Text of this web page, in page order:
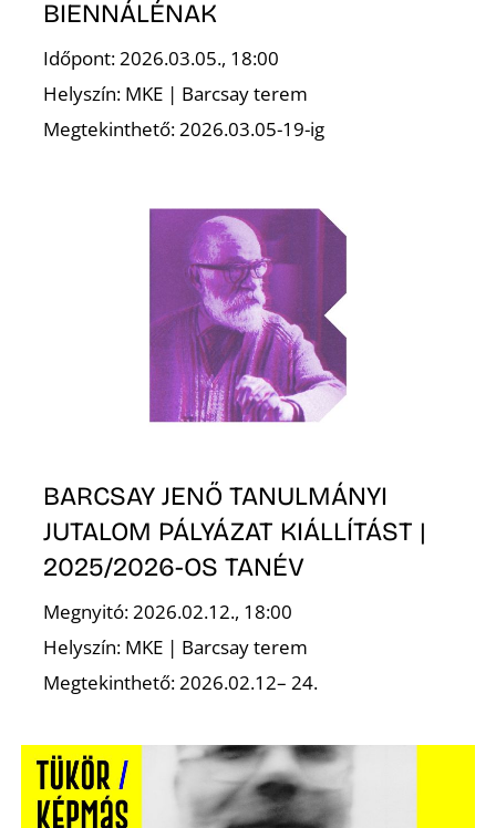
BIENNÁLÉNAK
Időpont: 2026.03.05., 18:00
Helyszín: MKE | Barcsay terem
Megtekinthető: 2026.03.05-19-ig
BARCSAY JENŐ TANULMÁNYI
JUTALOM PÁLYÁZAT KIÁLLÍTÁST |
2025/2026-OS TANÉV
Megnyitó: 2026.02.12., 18:00
Helyszín: MKE | Barcsay terem
Megtekinthető: 2026.02.12– 24.